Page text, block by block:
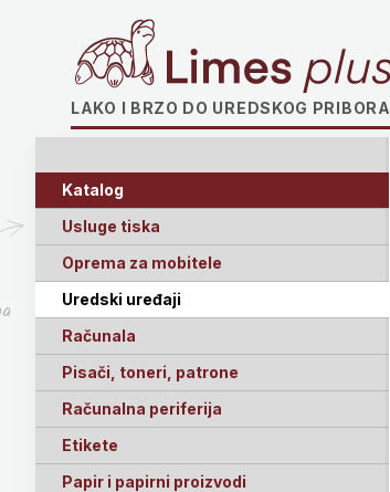
LAKO I BRZO DO UREDSKOG PRIBORA
Katalog
Usluge tiska
Oprema za mobitele
Uredski uređaji
Računala
Pisači, toneri, patrone
Računalna periferija
Etikete
Papir i papirni proizvodi